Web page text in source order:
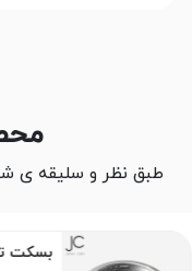
طبق نظر و سلیقه ی
بسکت تک